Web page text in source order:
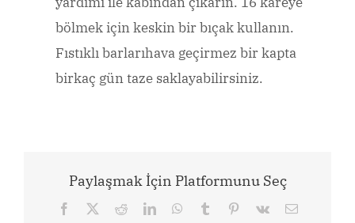
bölmek için keskin bir bıçak kullanın.
Fıstıklı barlarıhava geçirmez bir kapta
birkaç gün taze saklayabilirsiniz.
Paylaşmak İçin Platformunu Seç
Facebook RedditLinkedInWhatsApp
Tumblr Pinterest
Vk Email